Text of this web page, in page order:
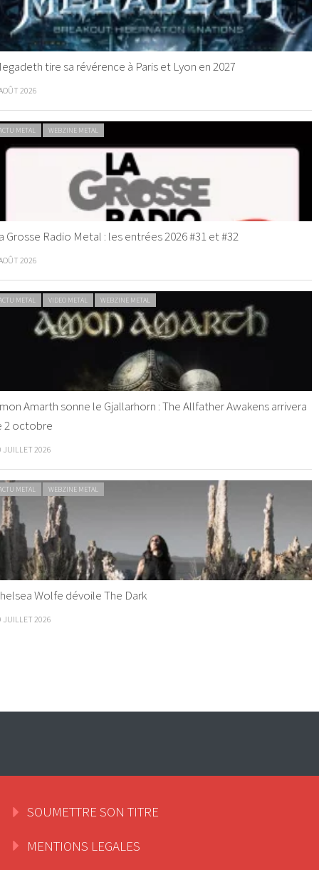
tire sa révérence à Paris et Lyon en 2027
2026
METAL WEBZINE METAL
Grosse Radio Metal : les entrées 2026 #31 et #32
2026
METAL VIDEO METAL WEBZINE METAL
Amarth sonne le Gjallarhorn : The Allfather Awakens arrivera
2 octobre
JUILLET 2026
METAL WEBZINE METAL
Wolfe dévoile The Dark
JUILLET 2026
SOUMETTRE SON TITRE
MENTIONS LEGALES